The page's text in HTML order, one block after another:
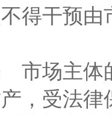
得干预
主体的
，受法律